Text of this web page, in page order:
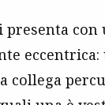
presenta con
eccentrica:
collega